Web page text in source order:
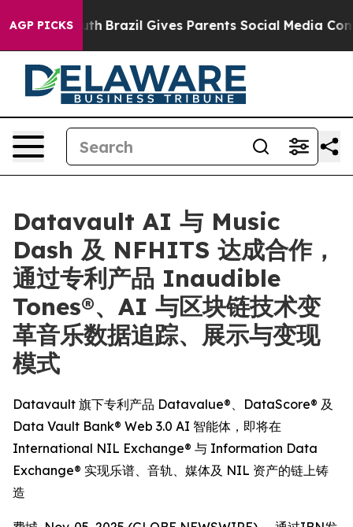
AGP PICKS
to Youth Brazil Gives Parents Social Media Controls
Datavault AI 与 Music
Dash 及 NFHITS 达成合作，
通过专利产品 Inaudible
Tones®、AI 与区块链技术变
革音乐数据追踪、展示与变现
模式
Datavault 旗下专利产品 Datavalue®、DataScore® 及
Data Vault Bank® Web 3.0 AI 智能体，即将在
International NIL Exchange® 与 Information Data
Exchange® 实现乐谱、音轨、媒体及 NIL 资产的链上铸
造